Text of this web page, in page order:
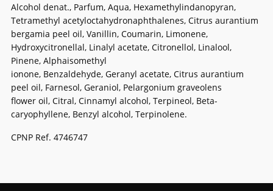
Alcohol denat., Parfum, Aqua, Hexamethylindanopyran,
Tetramethyl acetyloctahydronaphthalenes, Citrus aurantium
bergamia peel oil, Vanillin, Coumarin, Limonene,
Hydroxycitronellal, Linalyl acetate, Citronellol, Linalool,
Pinene, Alphaisomethyl
ionone, Benzaldehyde, Geranyl acetate, Citrus aurantium
peel oil, Farnesol, Geraniol, Pelargonium graveolens
flower oil, Citral, Cinnamyl alcohol, Terpineol, Beta-
caryophyllene, Benzyl alcohol, Terpinolene.
CPNP Ref. 4746747